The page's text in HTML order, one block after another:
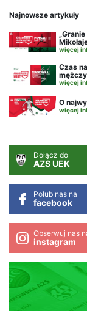
Najnowsze artykuły
więcej
Czas
więcej
O
więcej
Dołącz do
AZS UEK
Polub nas na
facebook
Obserwuj nas
instagram